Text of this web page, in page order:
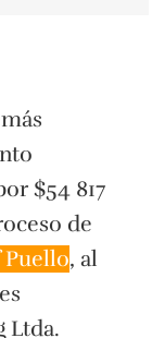
$54 817
de
Puello, al
Ltda.